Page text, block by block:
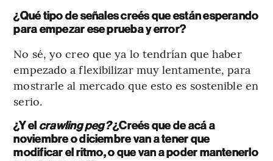
¿Qué tipo de señales creés que están esperando
para empezar ese prueba y error?
No sé, yo creo que ya lo tendrían que haber
empezado a flexibilizar muy lentamente, para
mostrarle al mercado que esto es sostenible en
serio.
¿Y el crawling peg?¿Creés que de acá a
noviembre o diciembre van a tener que
modificar el ritmo, o que van a poder mantenerlo